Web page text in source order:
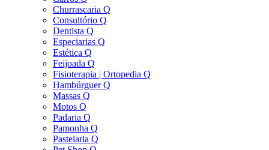
Churrascaria Q
Consultório Q
Dentista Q
Especiarias Q
Estética Q
Feijoada Q
Fisioterapia | Ortopedia Q
Hambúrguer Q
Massas Q
Motos Q
Padaria Q
Pamonha Q
Pastelaria Q